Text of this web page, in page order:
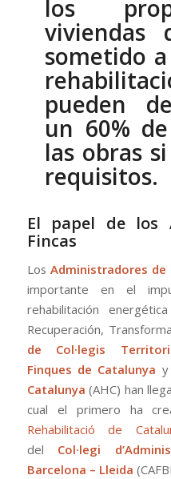
los
viviendas
sometido
pueden
un 60%
las obras
requisitos.
El papel de los
Fincas
Los Administradores de
importante en el
rehabilitación
Recuperación,
de Col·legis
Finques de Catalunya y
Catalunya (AHC) han
cual el primero ha
Rehabilitació de
del Col·legi
Barcelona – Lleida